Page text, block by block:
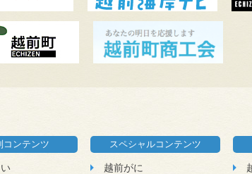
コンテンツ スペシャルコンテンツ
越前がに